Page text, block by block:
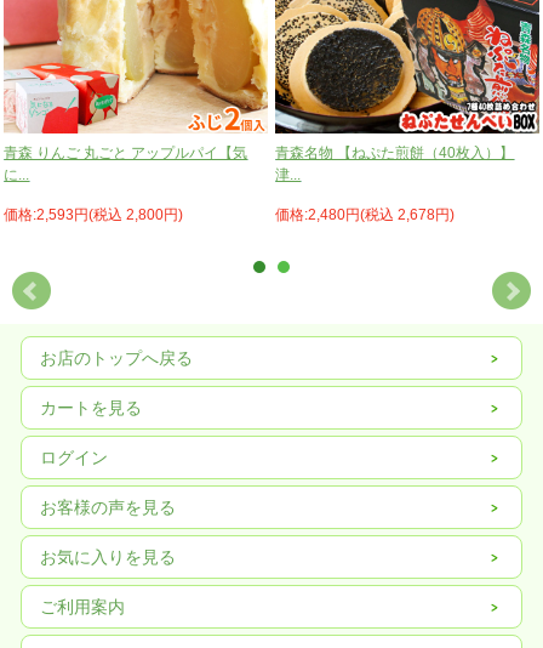
◆配送方法
常温便
◆送料
送料：980円
青森 りんご 丸ごと アップルパイ【気
に...
価格:2,593円(税込 2,800円)
青森名物 【ねぷた煎餅（40枚入）】
津...
価格:2,480円(税込 2,678円)
お店のトップへ戻る
カートを見る
ログイン
お客様の声を見る
お気に入りを見る
ご利用案内